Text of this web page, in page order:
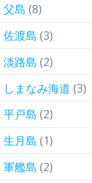
父島 (8)
佐渡島 (3)
淡路島 (2)
しまなみ海道 (3)
平戸島 (2)
生月島 (1)
軍艦島 (2)